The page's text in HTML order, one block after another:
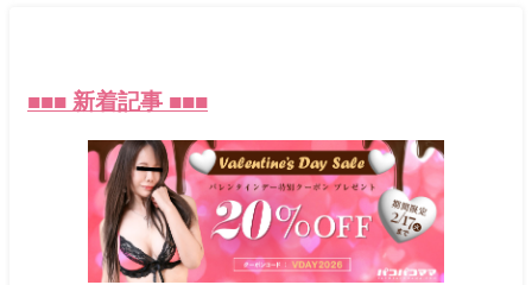
■■■ 新着記事 ■■■